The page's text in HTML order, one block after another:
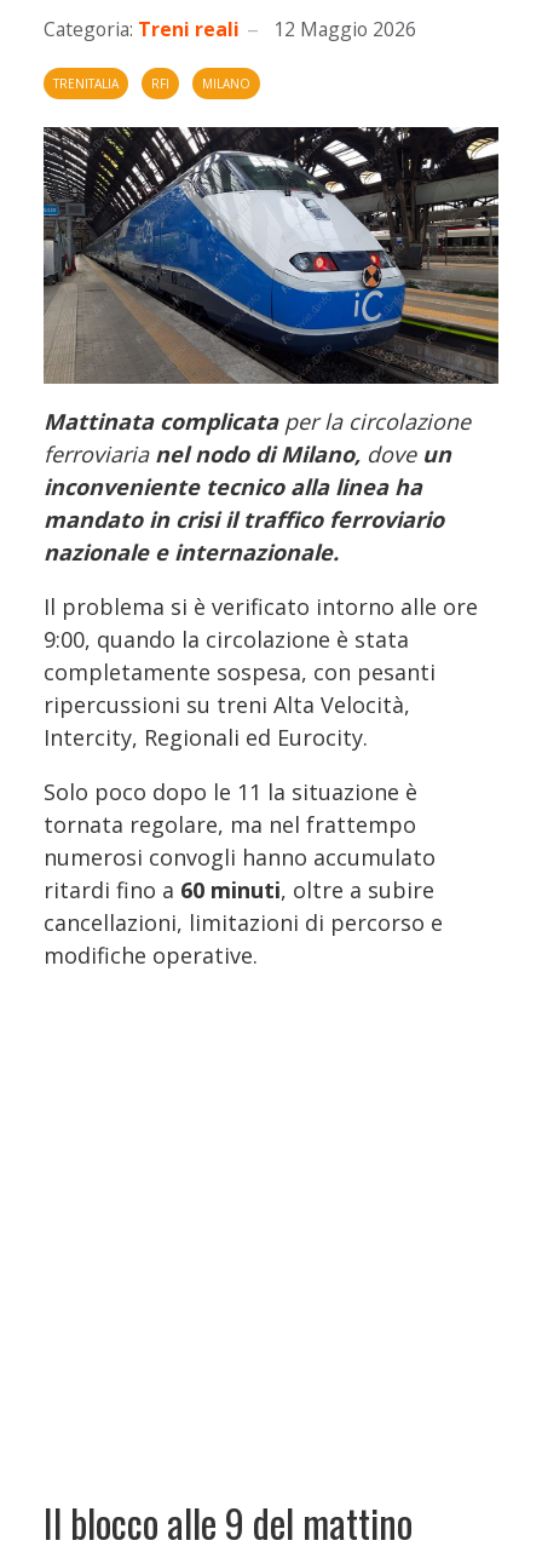
Categoria: Treni reali 12 Maggio 2026
TRENITALIA RFI MILANO
Mattinata complicata per la circolazione
ferroviaria nel nodo di Milano, dove un
inconveniente tecnico alla linea ha
mandato in crisi il traffico ferroviario
nazionale e internazionale.
Il problema si è verificato intorno alle ore
9:00, quando la circolazione è stata
completamente sospesa, con pesanti
ripercussioni su treni Alta Velocità,
Intercity, Regionali ed Eurocity.
Solo poco dopo le 11 la situazione è
tornata regolare, ma nel frattempo
numerosi convogli hanno accumulato
ritardi fino a 60 minuti, oltre a subire
cancellazioni, limitazioni di percorso e
modifiche operative.
Il blocco alle 9 del mattino